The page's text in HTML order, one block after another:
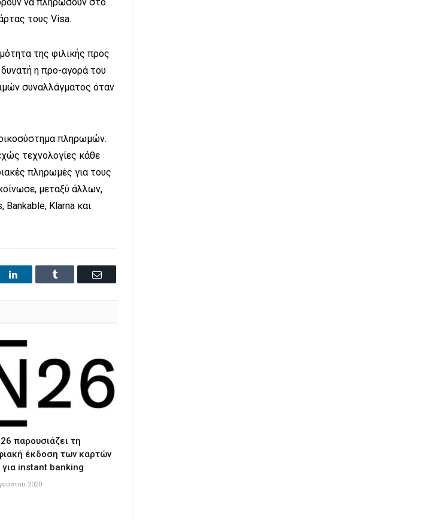
τους Visa.
της φιλικής προς
η προ-αγορά του
συναλλάγματος όταν
πληρωμών.
τεχνολογίες κάθε
πληρωμές για τους
μεταξύ άλλων,
Bankable, Klarna και
LinkedIn Tumblr Email
παρουσιάζει τη
έκδοση των καρτών
για instant banking
2020